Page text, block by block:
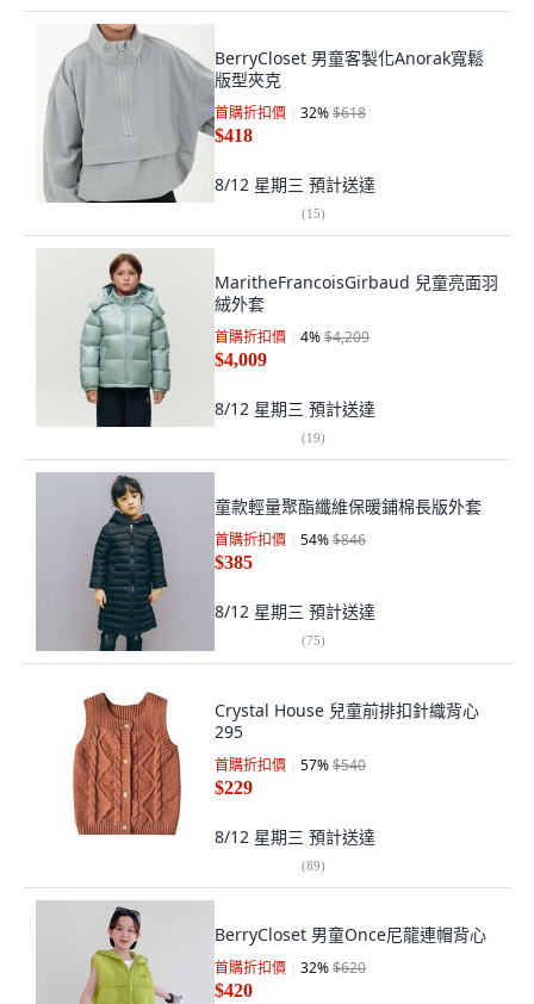
BerryCloset 男童客製化Anorak寬鬆
版型夾克
首購折扣價 32%$618
$418
8/12 星期三 預計送達
(15)
MaritheFrancoisGirbaud 兒童亮面羽
絨外套
首購折扣價 4%$4,209
$4,009
8/12 星期三 預計送達
(19)
童款輕量聚酯纖維保暖鋪棉長版外套
首購折扣價 54%$846
$385
8/12 星期三 預計送達
(75)
Crystal House 兒童前排扣針織背心
295
首購折扣價 57%$540
$229
8/12 星期三 預計送達
(89)
BerryCloset 男童Once尼龍連帽背心
首購折扣價 32%$620
$420